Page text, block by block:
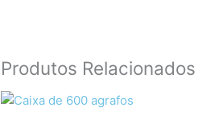
Produtos Relacionados